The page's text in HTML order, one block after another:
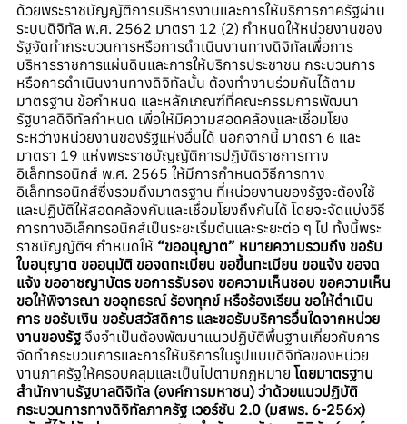
ด้วยพระราชบัญญัติการบริหารงานและการให้บริการภาครัฐผ่าน
ระบบดิจิทัล พ.ศ. 2562 มาตรา 12 (2) กำหนดให้หน่วยงานของ
รัฐจัดทำกระบวนการหรือการดำเนินงานทางดิจิทัลเพื่อการ
บริหารราชการแผ่นดินและการให้บริการประชาชน กระบวนการ
หรือการดำเนินงานทางดิจิทัลนั้น ต้องทำงานร่วมกันได้ตาม
มาตรฐาน ข้อกำหนด และหลักเกณฑ์ที่คณะกรรมการพัฒนา
รัฐบาลดิจิทัลกำหนด เพื่อให้มีความสอดคล้องและเชื่อมโยง
ระหว่างหน่วยงานของรัฐแห่งอื่นได้ นอกจากนี้ มาตรา 6 และ
มาตรา 19 แห่งพระราชบัญญัติการปฏิบัติราชการทาง
อิเล็กทรอนิกส์ พ.ศ. 2565 ให้มีการกำหนดวิธีการทาง
อิเล็กทรอนิกส์ซึ่งรวมถึงมาตรฐาน ที่หน่วยงานของรัฐจะต้องใช้
และปฏิบัติให้สอดคล้องกันและเชื่อมโยงถึงกันได้ โดยจะจัดแบ่งวิธี
การทางอิเล็กทรอนิกส์เป็นระยะเริ่มต้นและระยะต่อ ๆ ไป ทั้งนี้พระ
ราชบัญญัติฯ กำหนดให้ “ขออนุญาต” หมายความรวมถึง ขอรับ
ใบอนุญาต ขออนุมัติ ขอจดทะเบียน ขอขึ้นทะเบียน ขอแจ้ง ขอจด
แจ้ง ขออาชญาบัตร ขอการรับรอง ขอความเห็นชอบ ขอความเห็น
ขอให้พิจารณา ขออุทธรณ์ ร้องทุกข์ หรือร้องเรียน ขอให้ดำเนิน
การ ขอรับเงิน ขอรับสวัสดิการ และขอรับบริการอื่นใดจากหน่วย
งานของรัฐ จึงจำเป็นต้องพัฒนาแนวปฏิบัติพื้นฐานเกี่ยวกับการ
จัดทำกระบวนการและการให้บริการในรูปแบบดิจิทัลของหน่วย
งานภาครัฐให้ครอบคลุมและเป็นไปตามกฎหมาย โดยมาตรฐาน
สำนักงานรัฐบาลดิจิทัล (องค์การมหาชน) ว่าด้วยแนวปฏิบัติ
กระบวนการทางดิจิทัลภาครัฐ เวอร์ชัน 2.0 (มสพร. 6-256x)